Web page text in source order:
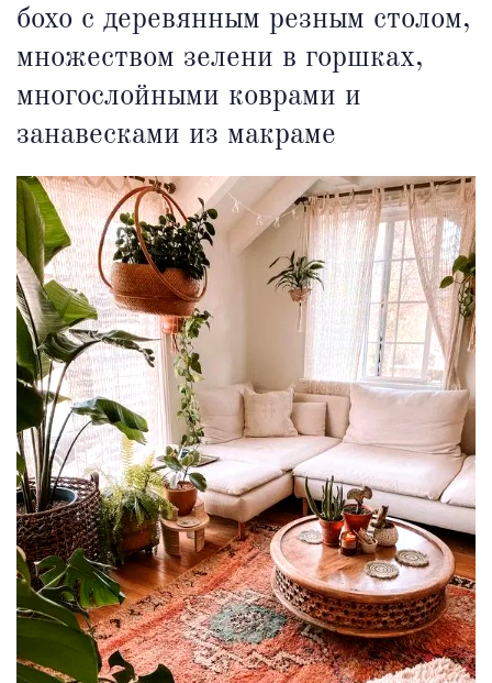
бохо с деревянным резным столом,
множеством зелени в горшках,
многослойными коврами и
занавесками из макраме